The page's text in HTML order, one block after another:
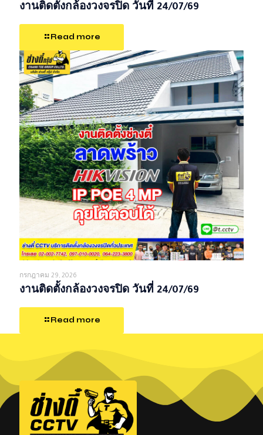
งานติดตั้งกล้องวงจรปิด วันที่ 24/07/69
Read more
กรกฎาคม 29, 2026
งานติดตั้งกล้องวงจรปิด วันที่ 24/07/69
Read more